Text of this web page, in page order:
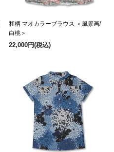
和柄 マオカラーブラウス ＜風景画/
白桃＞
22,000円(税込)